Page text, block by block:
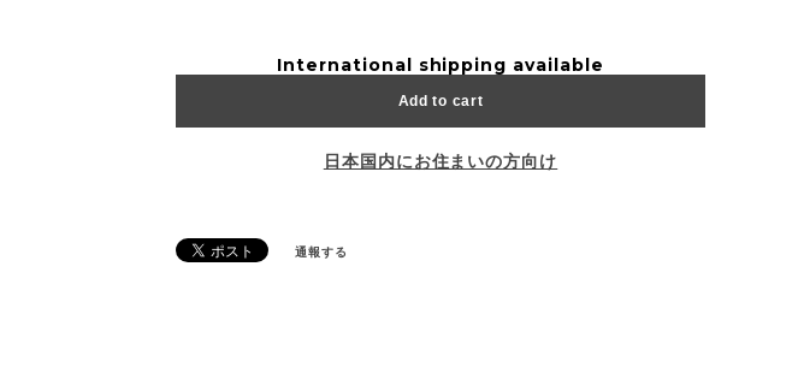
International shipping available
Add to cart
日本国内にお住まいの方向け
通報する